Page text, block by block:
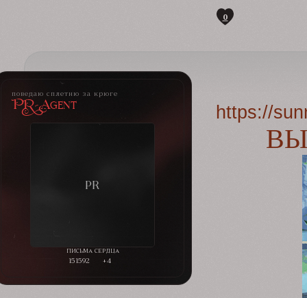
0
поведаю сплетню за крюге
PR-Agent
151592 +4
https://